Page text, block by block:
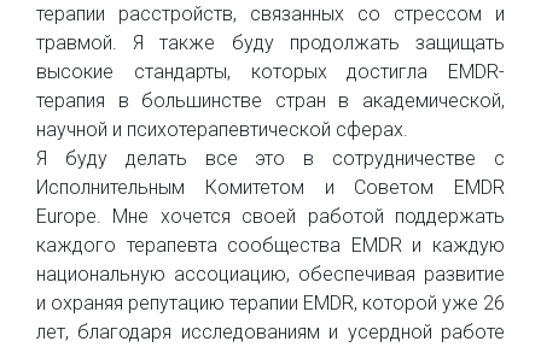
терапии расстройств, связанных со стрессом и
травмой. Я также буду продолжать защищать
высокие стандарты, которых достигла EMDR-
терапия в большинстве стран в академической,
научной и психотерапевтической сферах.
Я буду делать все это в сотрудничестве с
Исполнительным Комитетом и Советом EMDR
Europe. Мне хочется своей работой поддержать
каждого терапевта сообщества EMDR и каждую
национальную ассоциацию, обеспечивая развитие
и охраняя репутацию терапии EMDR, которой уже 26
лет, благодаря исследованиям и усердной работе